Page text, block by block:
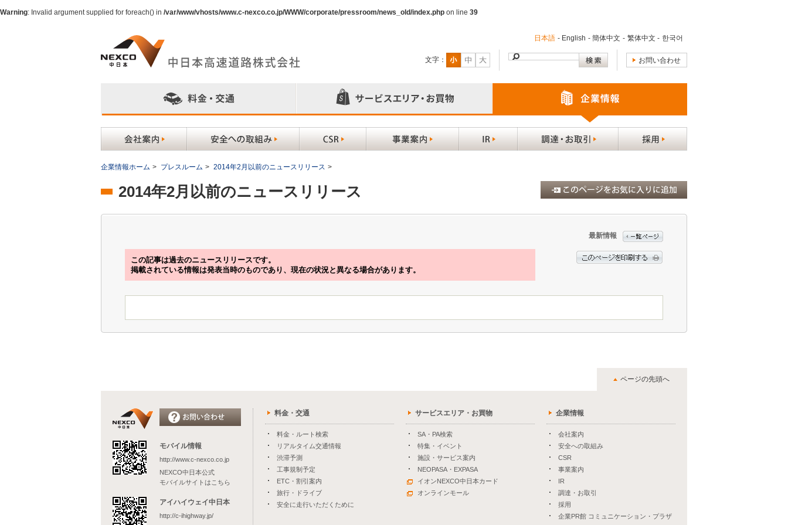
Warning: Invalid argument supplied for foreach() in /var/www/vhosts/www.c-nexco.co.jp/WWW/corporate/pressroom/news_old/index.php on line 39
日本語 - English - 簡体中文 - 繁体中文 - 한국어
文字： お問い合わせ
企業情報ホーム > プレスルーム > 2014年2月以前のニュースリリース >
2014年2月以前のニュースリリース
この記事は過去のニュースリリースです。
掲載されている情報は発表当時のものであり、現在の状況と異なる場合があります。
最新情報
ページの先頭へ
モバイル情報
http://www.c-nexco.co.jp
NEXCO中日本公式
モバイルサイトはこちら
アイハイウェイ中日本
http://c-ihighway.jp/
料金・交通
料金・ルート検索
リアルタイム交通情報
渋滞予測
工事規制予定
ETC・割引案内
旅行・ドライブ
安全に走行いただくために
サービスエリア・お買物
SA・PA検索
特集・イベント
施設・サービス案内
NEOPASA・EXPASA
イオンNEXCO中日本カード
オンラインモール
企業情報
会社案内
安全への取組み
CSR
事業案内
IR
調達・お取引
採用
企業PR館 コミュニケーション・プラザ